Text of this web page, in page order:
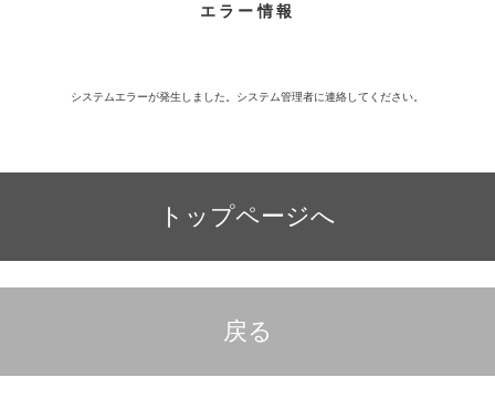
エラー情報
システムエラーが発生しました。システム管理者に連絡してください。
戻る
トップページへ